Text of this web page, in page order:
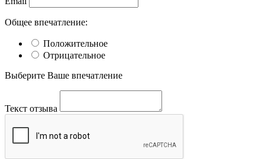
Общее впечатление:
Положительное
Отрицательное
Выберите Ваше впечатление
Текст отзыва